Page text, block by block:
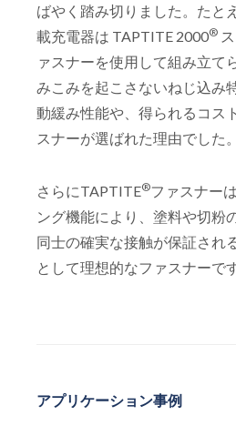
ばやく踏み切りました。たと
載充電器は TAPTITE 2000®
ァスナーを使用して組み立て
みこみを起こさないねじ込み
動緩み性能や、得られるコス
スナーが選ばれた理由でした。
さらにTAPTITE®ファスナー
ング機能により、塗料や切粉
同士の確実な接触が保証され
として理想的なファスナーです
アプリケーション事例